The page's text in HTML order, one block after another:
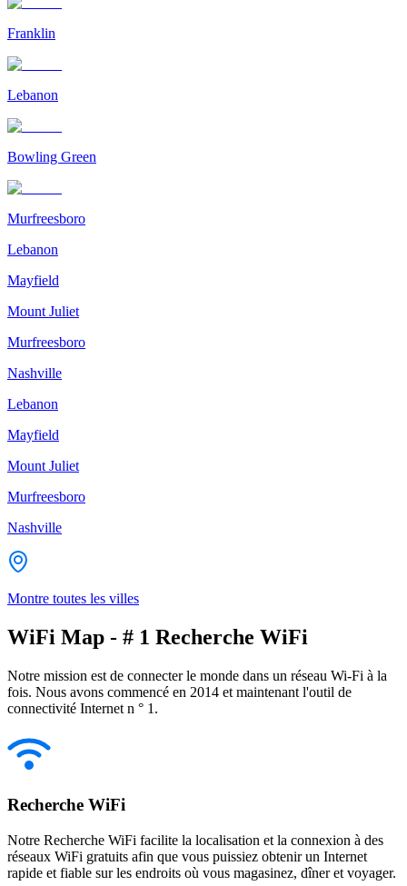
Franklin
Lebanon
Bowling Green
Murfreesboro
Lebanon
Mayfield
Mount Juliet
Murfreesboro
Nashville
Lebanon
Mayfield
Mount Juliet
Murfreesboro
Nashville
Montre toutes les villes
WiFi Map - # 1 Recherche WiFi
Notre mission est de connecter le monde dans un réseau Wi-Fi à la
fois. Nous avons commencé en 2014 et maintenant l'outil de
connectivité Internet n ° 1.
Recherche WiFi
Notre Recherche WiFi facilite la localisation et la connexion à des
réseaux WiFi gratuits afin que vous puissiez obtenir un Internet
rapide et fiable sur les endroits où vous magasinez, dîner et voyager.